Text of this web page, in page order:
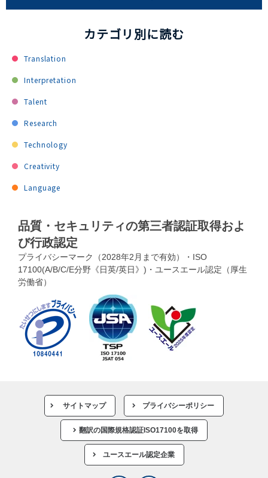
カテゴリ別に読む
Translation
Interpretation
Talent
Research
Technology
Creativity
Language
品質・セキュリティの第三者認証取得およ
び行政認定
プライバシーマーク（2028年2月まで有効）・ISO
17100(A/B/C/E分野《日英/英日》)・ユースエール認定（厚生
労働省）
サイトマップ プライバシーポリシー
翻訳の国際規格認証ISO17100を取得
ユースエール認定企業